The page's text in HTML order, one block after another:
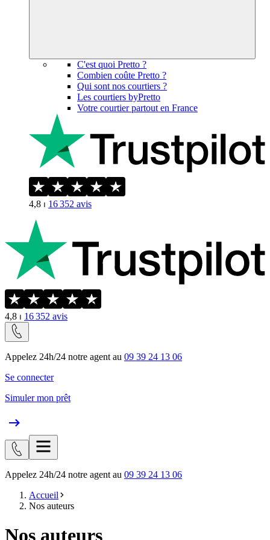
C'est quoi Pretto ?
Combien coûte Pretto ?
Qui sont nos courtiers ?
Les courtiers byPretto
Votre courtier partout en France
4,8 ⏐ 16 352 avis
4,8 ⏐ 16 352 avis
Appelez 24h/24 notre agent au 09 39 24 13 06
Se connecter
Simuler mon prêt
Appelez 24h/24 notre agent au 09 39 24 13 06
Accueil
Nos auteurs
Nos auteurs